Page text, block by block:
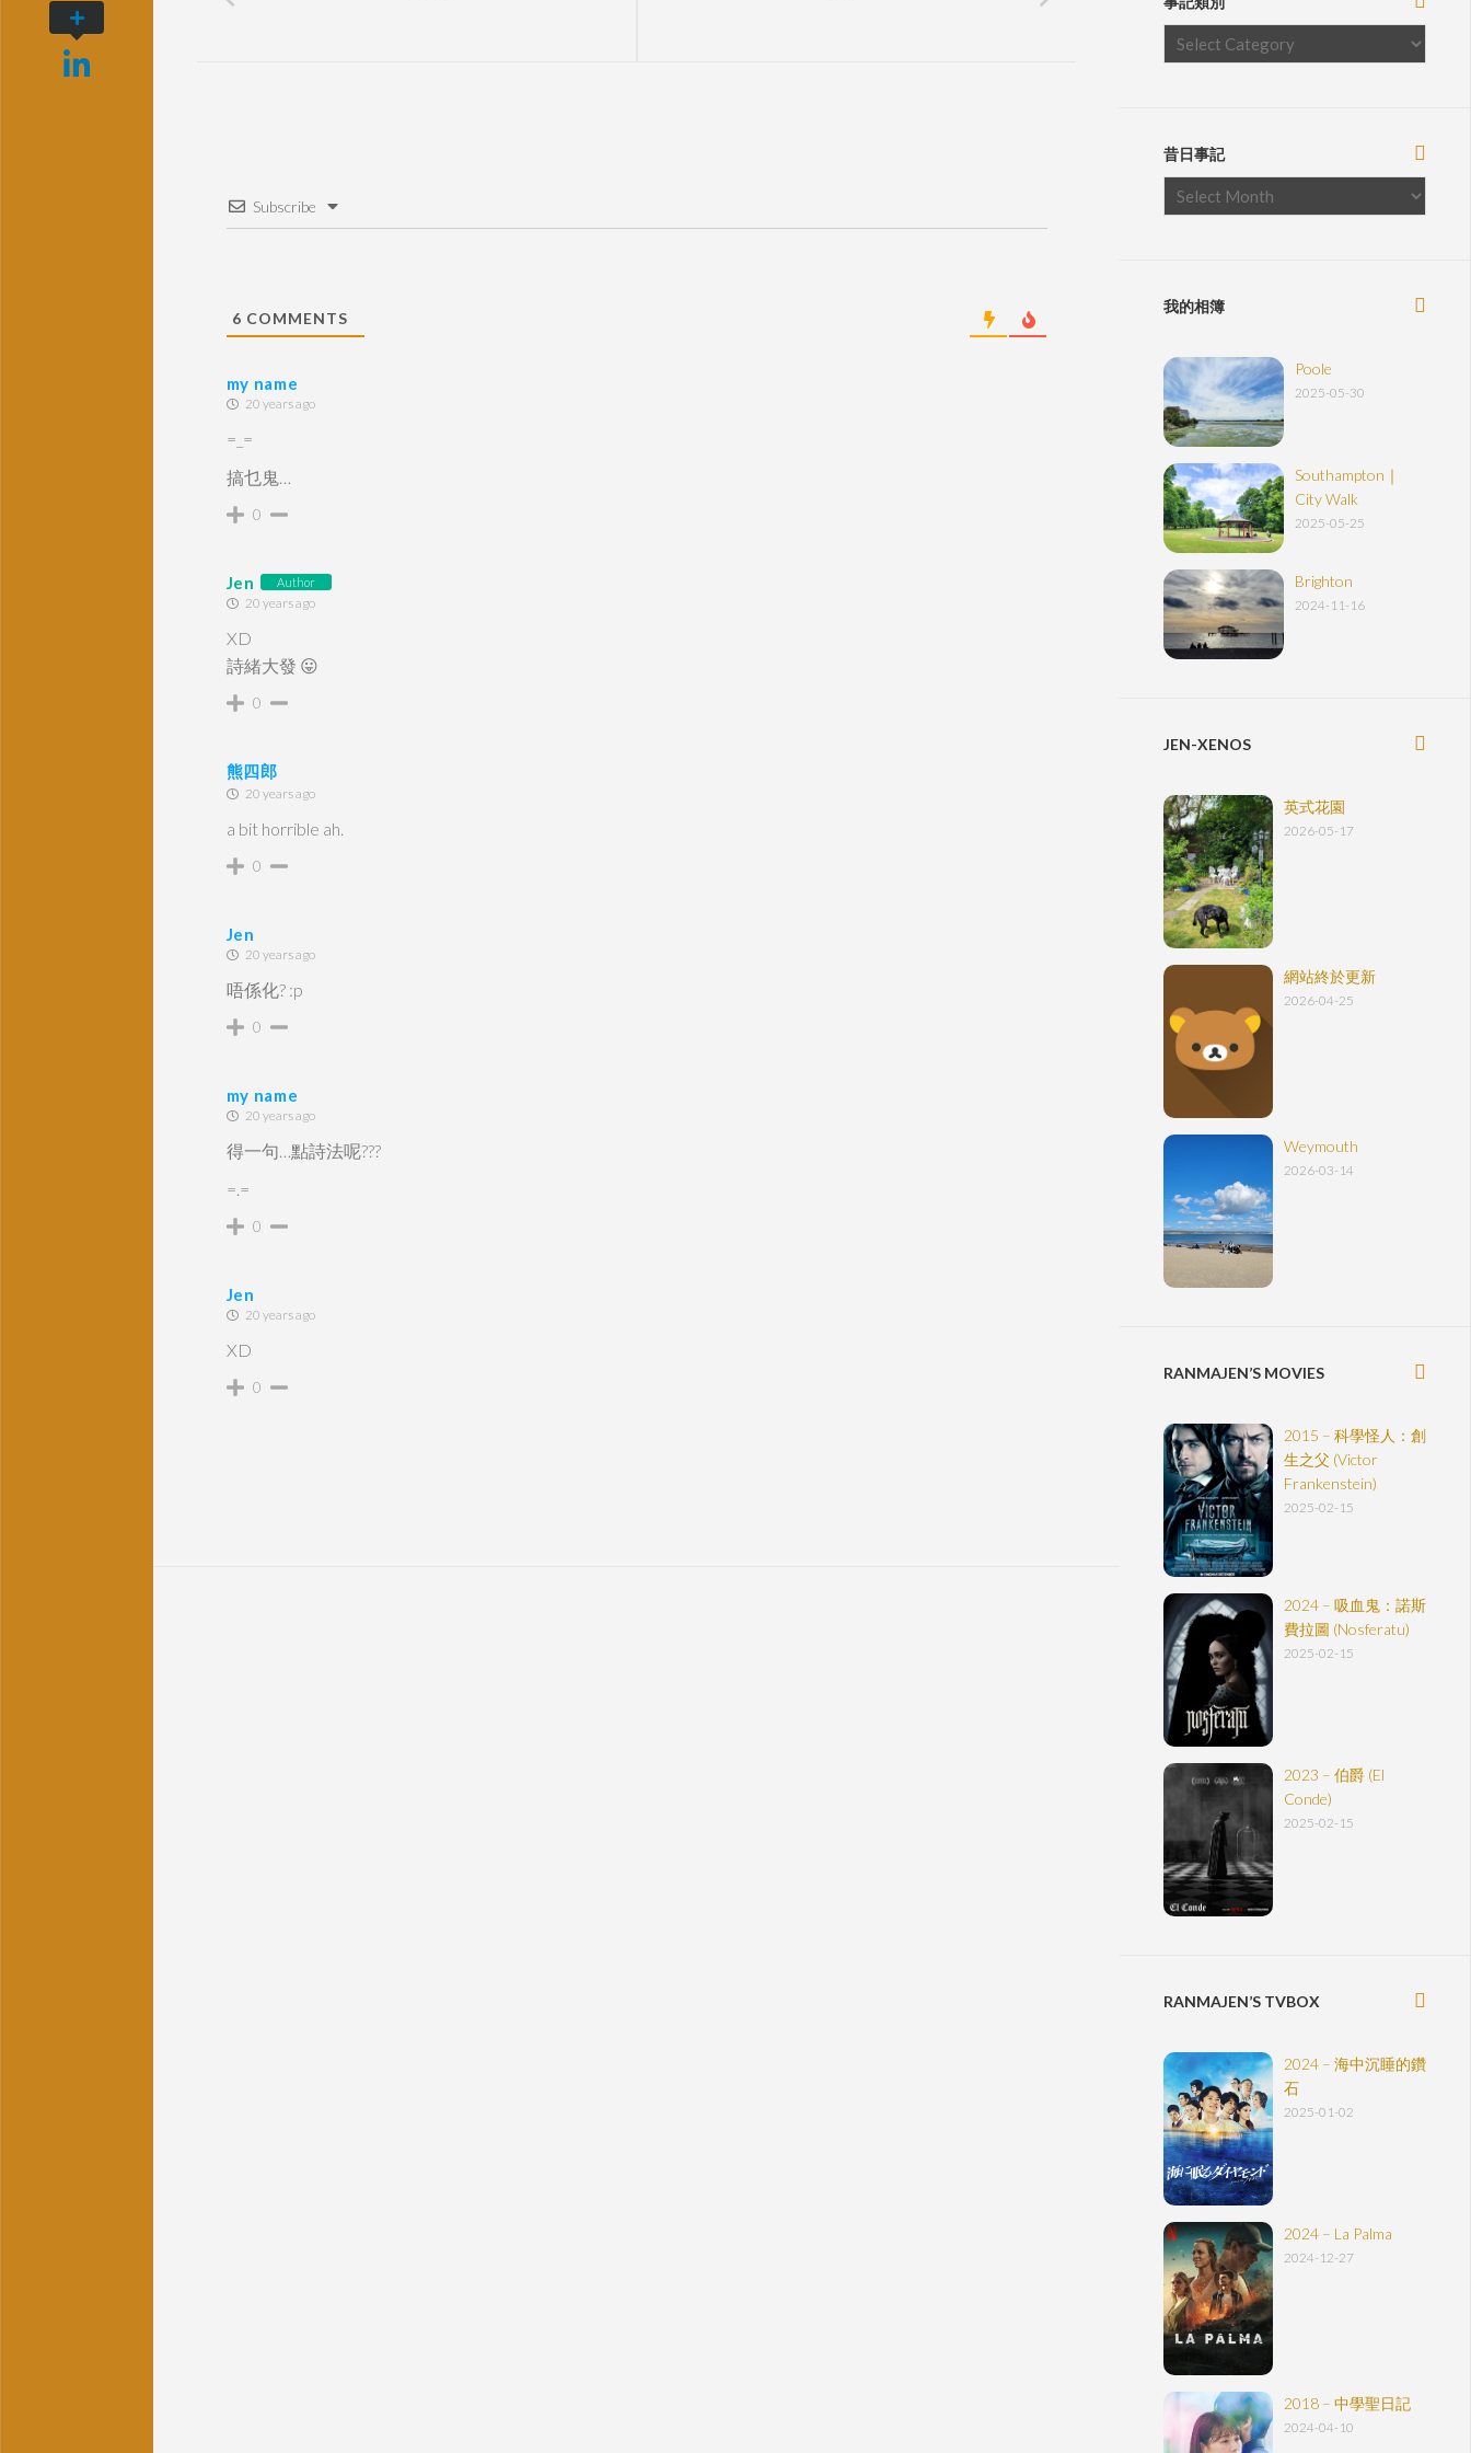
Subscribe
6 COMMENTS
my name
20 years ago
=_=
搞乜鬼…
0
Jen Author
20 years ago
XD
詩緒大發 😛
0
熊四郎
20 years ago
a bit horrible ah.
0
Jen
20 years ago
唔係化? :p
0
my name
20 years ago
得一句…點詩法呢???
=.=
0
Jen
20 years ago
XD
0
昔日事記
我的相簿
Poole
2025-05-30
Southampton｜
City Walk
2025-05-25
Brighton
2024-11-16
JEN-XENOS
英式花園
2026-05-17
網站終於更新
2026-04-25
Weymouth
2026-03-14
RANMAJEN’S MOVIES
2015 – 科學怪人：創
生之父 (Victor
Frankenstein)
2025-02-15
2024 – 吸血鬼：諾斯
費拉圖 (Nosferatu)
2025-02-15
2023 – 伯爵 (El
Conde)
2025-02-15
RANMAJEN’S TVBOX
2024 – 海中沉睡的鑽
石
2025-01-02
2024 – La Palma
2024-12-27
2018 – 中學聖日記
2024-04-10